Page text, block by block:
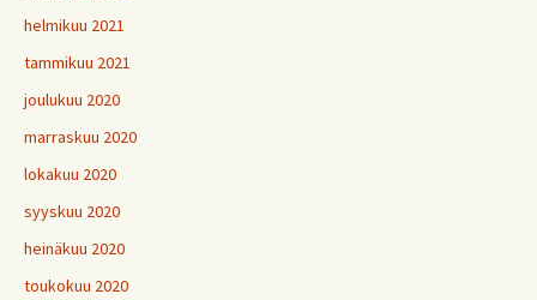
helmikuu 2021
tammikuu 2021
joulukuu 2020
marraskuu 2020
lokakuu 2020
syyskuu 2020
heinäkuu 2020
toukokuu 2020